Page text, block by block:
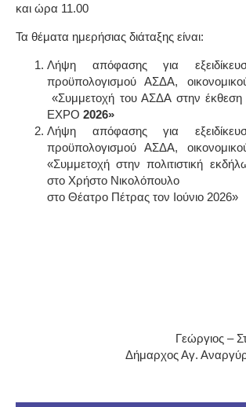
και ώρα 11.00
Τα θέματα ημερήσιας διάταξης είναι:
Λήψη απόφασης για
προϋπολογισμού ΑΣΔΑ,
«Συμμετοχή του ΑΣΔΑ στην έκθεση
EXPO 2026»
Λήψη απόφασης για
προϋπολογισμού ΑΣΔΑ,
«Συμμετοχή στην πολιτιστική
στο Χρήστο Νικολόπουλο
στο Θέατρο Πέτρας τον Ιούνιο 2026»
Γεώργιος –
Δήμαρχος Αγ.